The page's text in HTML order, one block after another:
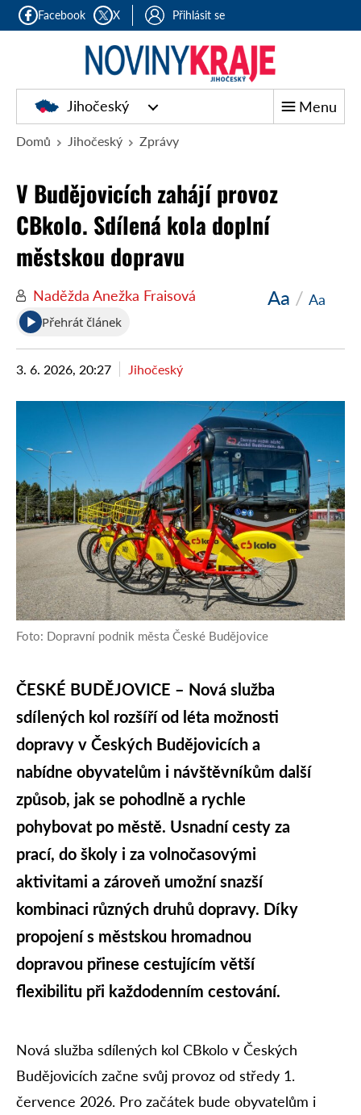
Facebook X Přihlásit se
Jihočeský Menu
Domů Jihočeský Zprávy
V Budějovicích zahájí provoz
CBkolo. Sdílená kola doplní
městskou dopravu
Naděžda Anežka Fraisová Aa / Aa
Přehrát článek
3. 6. 2026, 20:27 Jihočeský
Foto: Dopravní podnik města České Budějovice
ČESKÉ BUDĚJOVICE – Nová služba
sdílených kol rozšíří od léta možnosti
dopravy v Českých Budějovicích a
nabídne obyvatelům i návštěvníkům další
způsob, jak se pohodlně a rychle
pohybovat po městě. Usnadní cesty za
prací, do školy i za volnočasovými
aktivitami a zároveň umožní snazší
kombinaci různých druhů dopravy. Díky
propojení s městskou hromadnou
dopravou přinese cestujícím větší
flexibilitu při každodenním cestování.
Nová služba sdílených kol CBkolo v Českých
Budějovicích začne svůj provoz od středy 1.
července 2026. Pro začátek bude obyvatelům i